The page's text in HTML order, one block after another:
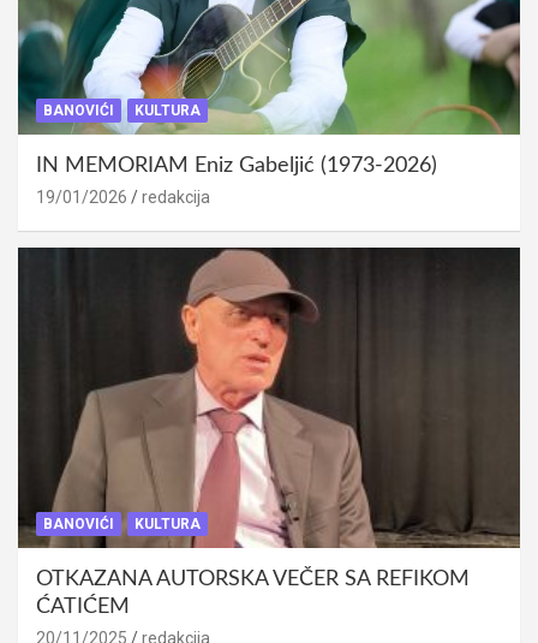
BANOVIĆI KULTURA
IN MEMORIAM Eniz Gabeljić (1973-2026)
19/01/2026 redakcija
BANOVIĆI KULTURA
OTKAZANA AUTORSKA VEČER SA REFIKOM
ĆATIĆEM
20/11/2025 redakcija